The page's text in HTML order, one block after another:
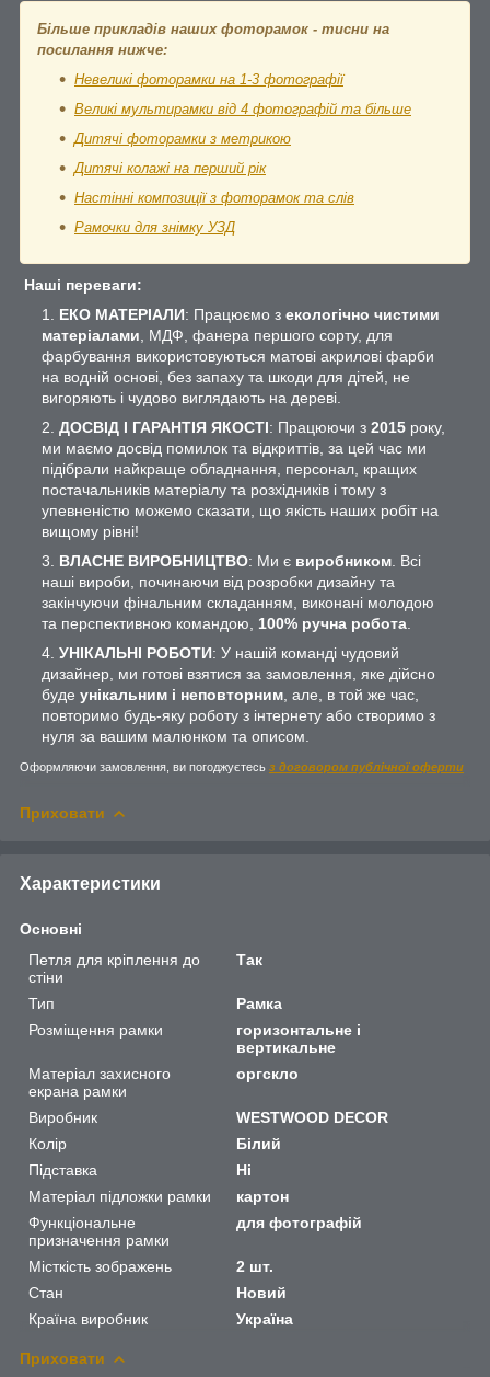
Більше прикладів наших фоторамок - тисни на
посилання нижче:
Невеликі фоторамки на 1-3 фотографії
Великі мультирамки від 4 фотографій та більше
Дитячі фоторамки з метрикою
Дитячі колажі на перший рік
Настінні композиції з фоторамок та слів
Рамочки для знімку УЗД
Наші переваги:
ЕКО МАТЕРІАЛИ: Працюємо з екологічно чистими
матеріалами , МДФ, фанера першого сорту, для
фарбування використовуються матові акрилові фарби
на водній основі, без запаху та шкоди для дітей, не
вигоряють і чудово виглядають на дереві.
ДОСВІД І ГАРАНТІЯ ЯКОСТІ: Працюючи з 2015 року,
ми маємо досвід помилок та відкриттів, за цей час ми
підібрали найкраще обладнання, персонал, кращих
постачальників матеріалу та розхідників і тому з
упевненістю можемо сказати, що якість наших робіт на
вищому рівні!
ВЛАСНЕ ВИРОБНИЦТВО: Ми є виробником . Всі
наші вироби, починаючи від розробки дизайну та
закінчуючи фінальним складанням, виконані молодою
та перспективною командою, 100% ручна робота
УНІКАЛЬНІ РОБОТИ: У нашій команді чудовий
дизайнер, ми готові взятися за замовлення, яке дійсно
буде унікальним і неповторним , але, в той же час,
повторимо будь-яку роботу з інтернету або створимо з
нуля за вашим малюнком та описом.
Оформляючи замовлення, ви погоджуєтесь з договором публічної оферти
Приховати
Характеристики
Основні
Петля для кріплення до
стіни
Так
Тип
Рамка
Розміщення рамки
горизонтальне і
вертикальне
Матеріал захисного
екрана рамки
оргскло
Виробник
WESTWOOD DECOR
Колір
Білий
Підставка
Ні
Матеріал підложки рамки
картон
Функціональне
призначення рамки
для фотографій
Місткість зображень
2 шт.
Стан
Новий
Країна виробник
Україна
Приховати